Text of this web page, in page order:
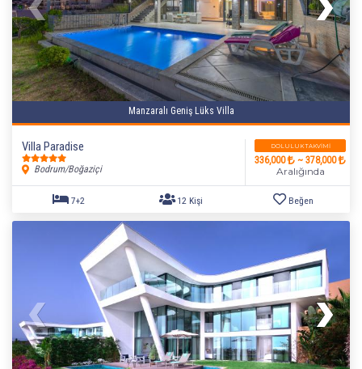
Manzaralı Geniş Lüks Villa
Villa Paradise
Bodrum/Boğaziçi
DOLULUK TAKVIMI
336,000 ~ 378,000
Aralığında